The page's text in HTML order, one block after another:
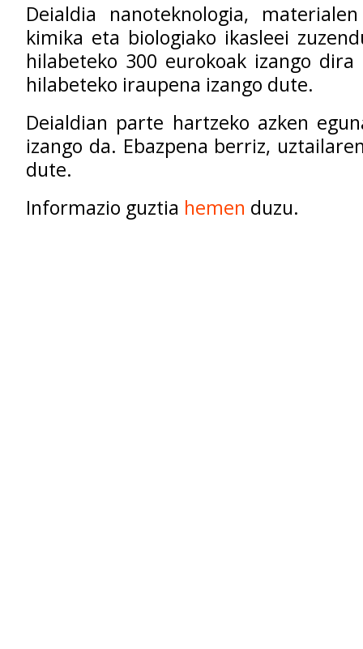
Deialdia nanoteknologia,
kimika eta biologiako ikasleei
hilabeteko 300 eurokoak izango
hilabeteko iraupena izango dute.
Deialdian parte hartzeko azken
izango da. Ebazpena berriz,
dute.
Informazio guztia hemen duzu.